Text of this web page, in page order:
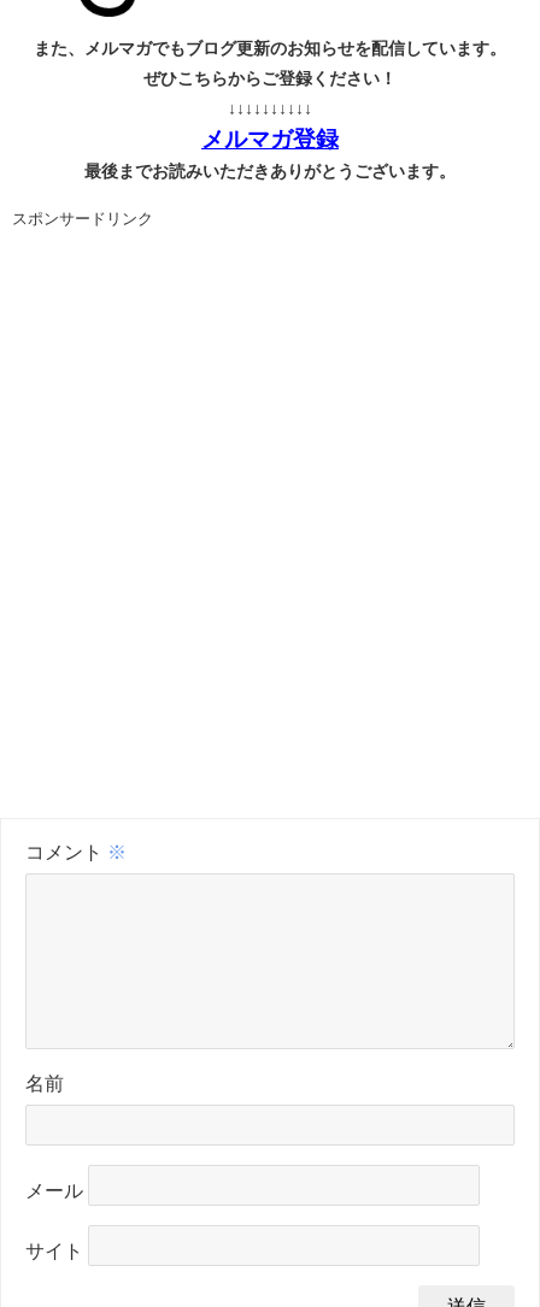
また、メルマガでもブログ更新のお知らせを配信しています。
ぜひこちらからご登録ください！
↓↓↓↓↓↓↓↓↓↓
メルマガ登録
最後までお読みいただきありがとうございます。
スポンサードリンク
コメント ※
名前
メール
サイト